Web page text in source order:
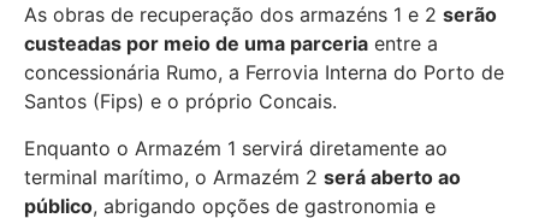
As obras de recuperação dos armazéns 1 e 2 serão
custeadas por meio de uma parceria entre a
concessionária Rumo, a Ferrovia Interna do Porto de
Santos (Fips) e o próprio Concais.
Enquanto o Armazém 1 servirá diretamente ao
terminal marítimo, o Armazém 2 será aberto ao
público, abrigando opções de gastronomia e